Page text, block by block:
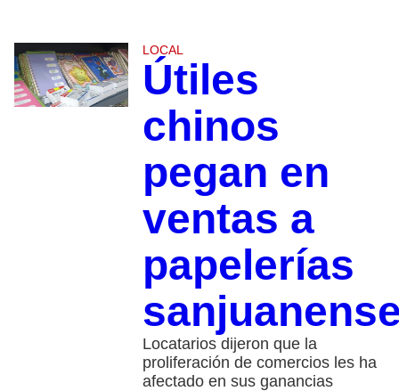
LOCAL
Útiles
chinos
pegan en
ventas a
papelerías
Locatarios dijeron que la
proliferación de comercios les ha
afectado en sus ganancias